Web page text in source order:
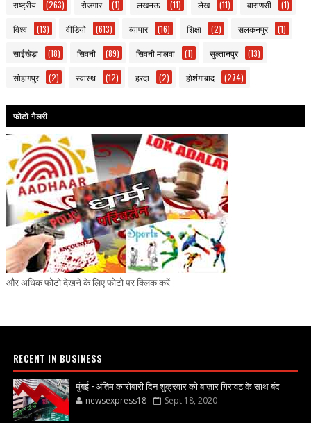
राष्ट्रीय (263) रोजगार (1) लखनऊ (11) लेख (11) वाराणसी (1)
विश्व (13) वीडियो (613) व्यापार (16) शिक्षा (2) सलकनपुर (1)
साईंखेड़ा (18) सिवनी (89) सिवनी मालवा (1) सुल्तानपुर (13)
सोहागपुर (2) स्वास्थ (12) हरदा (2) होशंगाबाद (274)
फोटो गैलरी
और अधिक फोटो देखने के लिए फोटो पर क्लिक करें
RECENT IN BUSINESS
मुंबई - अंतिम कारोबारी दिन शुक्रवार को बाज़ार गिरावट के साथ बंद
newsexpress18 Sept 18, 2020